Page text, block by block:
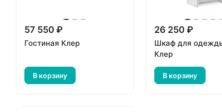
57 550 ₽
Гостиная Клер
В корзину
26 250 ₽
Шкаф для
Клер
В корзину